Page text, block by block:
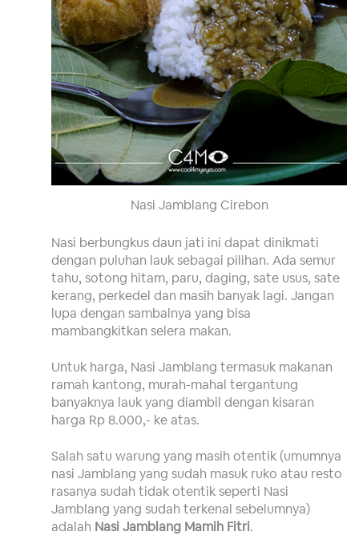
Nasi Jamblang Cirebon
Nasi berbungkus daun jati ini dapat dinikmati
dengan puluhan lauk sebagai pilihan. Ada semur
tahu, sotong hitam, paru, daging, sate usus, sate
kerang, perkedel dan masih banyak lagi. Jangan
lupa dengan sambalnya yang bisa
mambangkitkan selera makan.
Untuk harga, Nasi Jamblang termasuk makanan
ramah kantong, murah-mahal tergantung
banyaknya lauk yang diambil dengan kisaran
harga Rp 8.000,- ke atas.
Salah satu warung yang masih otentik (umumnya
nasi Jamblang yang sudah masuk ruko atau resto
rasanya sudah tidak otentik seperti Nasi
Jamblang yang sudah terkenal sebelumnya)
adalah Nasi Jamblang Mamih Fitri.